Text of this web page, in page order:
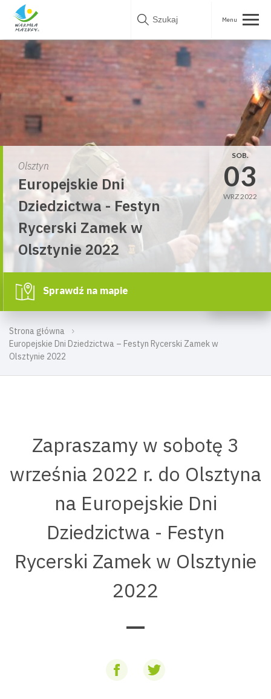
Skip
Strona główna
Europejskie Dni Dziedzictwa – Festyn Rycerski Zamek w
Olsztynie 2022
Olsztyn
Europejskie Dni
Dziedzictwa - Festyn
Rycerski Zamek w
Olsztynie 2022
SOB.
03
WRZ 2022
Sprawdź na mapie
Zapraszamy w sobotę 3
września 2022 r. do Olsztyna
na Europejskie Dni
Dziedzictwa - Festyn
Rycerski Zamek w Olsztynie
2022